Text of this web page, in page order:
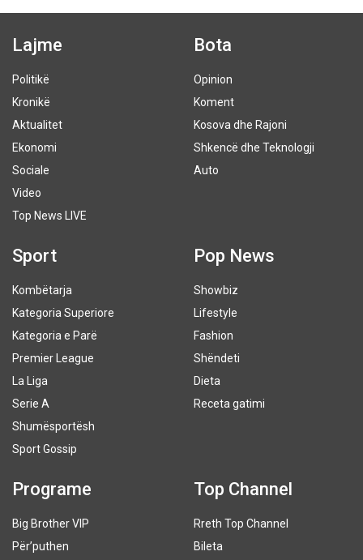
Lajme
Politikë
Kronikë
Aktualitet
Ekonomi
Sociale
Video
Top News LIVE
Bota
Opinion
Koment
Kosova dhe Rajoni
Shkencë dhe Teknologji
Auto
Sport
Kombëtarja
Kategoria Superiore
Kategoria e Parë
Premier League
La Liga
Serie A
Shumësportësh
Sport Gossip
Pop News
Showbiz
Lifestyle
Fashion
Shëndeti
Dieta
Receta gatimi
Programe
Big Brother VIP
Për’puthen
Top Channel
Rreth Top Channel
Bileta